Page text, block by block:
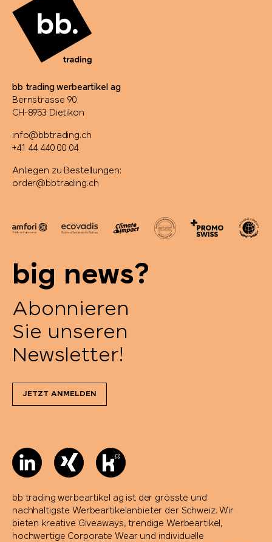
bb trading werbeartikel ag
Bernstrasse 90
CH-8953 Dietikon
info@bbtrading.ch
+41 44 440 00 04
Anliegen zu Bestellungen:
order@bbtrading.ch
big news?
Abonnieren
Sie unseren
Newsletter!
JETZT ANMELDEN
bb trading werbeartikel ag ist der grösste und
nachhaltigste Werbeartikelanbieter der Schweiz. Wir
bieten kreative Giveaways, trendige Werbeartikel,
hochwertige Corporate Wear und individuelle